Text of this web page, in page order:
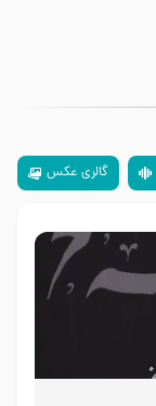
گالری عکس